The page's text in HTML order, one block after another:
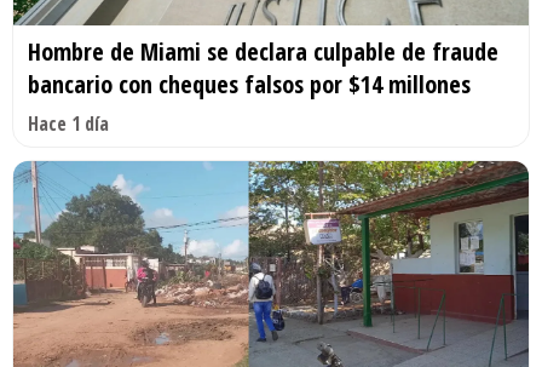
Hombre de Miami se declara culpable de fraude
bancario con cheques falsos por $14 millones
Hace 1 día